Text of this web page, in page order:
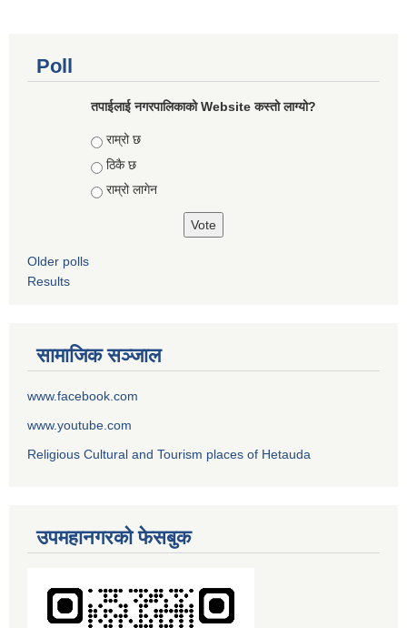
Poll
तपाईलाई नगरपालिकाको Website कस्तो लाग्यो?
Choices
राम्रो छ
ठिकै छ
राम्रो लागेन
Older polls
Results
सामाजिक सञ्जाल
www.facebook.com
www.youtube.com
Religious Cultural and Tourism places of Hetauda
उपमहानगरको फेसबुक